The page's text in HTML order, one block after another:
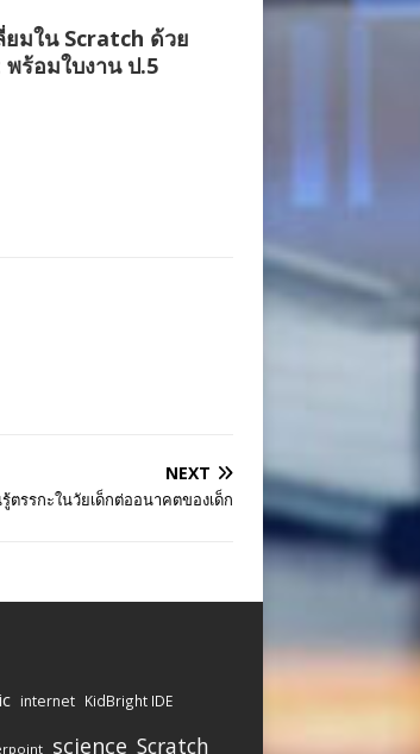
ยมใน Scratch ด้วย
ร้อมใบงาน ป.5
NEXT
ตรรกะในวัยเด็กต่ออนาคตของเด็ก
internet KidBright IDE
science Scratch